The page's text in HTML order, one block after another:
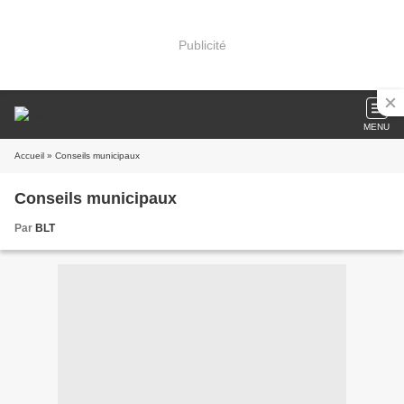
Publicité
MENU
Accueil » Conseils municipaux
Conseils municipaux
Par BLT